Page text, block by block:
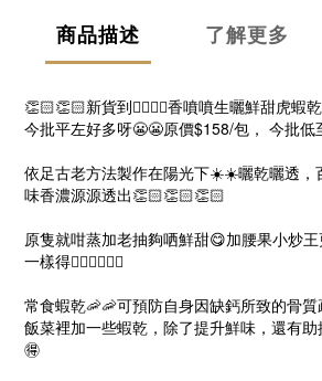
商品描述 了解更多
👏🏻👏🏻新貨到👍🏻👍🏻香噴噴生曬鮮甜虎蝦
今批平左好多呀😬😬原價$158/包， 今批低
依足古老方法製作在陽光下☀️☀️曬乾曬透，
味香濃源源透出👏🏻👏🏻👏🏻
原隻就咁蒸加老抽夠哂鮮甜😋加腰果小炒
一樣得👍🏻👍🏻👍🏻
常食蝦乾🦐🦐可預防自身因缺鈣所致的骨
飯菜裡加一些蝦乾，除了提升鮮味，還有
🉐